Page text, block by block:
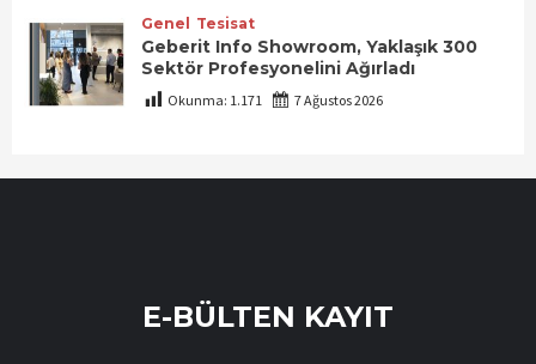
Genel Tesisat
Geberit Info Showroom, Yaklaşık 300
Sektör Profesyonelini Ağırladı
Okunma: 1.171 7 Ağustos 2026
E-BÜLTEN KAYIT